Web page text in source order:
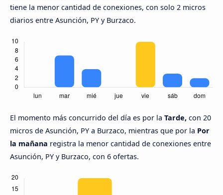
tiene la menor cantidad de conexiones, con solo 2 micros
diarios entre Asunción, PY y Burzaco.
El momento más concurrido del día es por la Tarde, con 20
micros de Asunción, PY a Burzaco, mientras que por la Por
la mañana registra la menor cantidad de conexiones entre
Asunción, PY y Burzaco, con 6 ofertas.